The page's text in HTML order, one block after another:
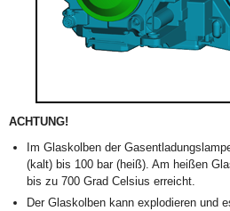
ACHTUNG!
Im Glaskolben der
(kalt) bis 100 bar (heiß). Am heißen
bis zu 700 Grad Celsius erreicht.
Der Glaskolben kann explodieren und